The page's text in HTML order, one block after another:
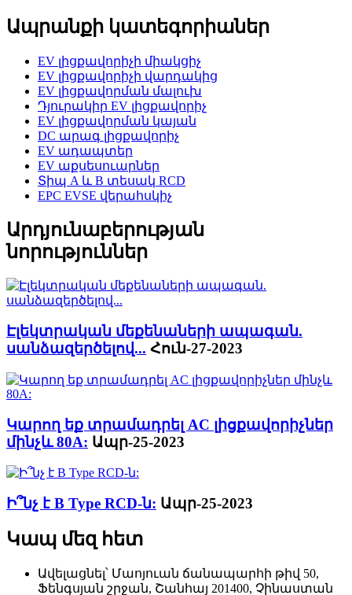
Ապրանքի կատեգորիաներ
EV լիցքավորիչի միակցիչ
EV լիցքավորիչի վարդակից
EV լիցքավորման մալուխ
Դյուրակիր EV լիցքավորիչ
EV լիցքավորման կայան
DC արագ լիցքավորիչ
EV ադապտեր
EV աքսեսուարներ
Տիպ A և B տեսակ RCD
EPC EVSE վերահսկիչ
Արդյունաբերության
նորություններ
Էլեկտրական մեքենաների ապագան.
սանձազերծելով... Հուն-27-2023
Կարող եք տրամադրել AC լիցքավորիչներ
մինչև 80A: Ապր-25-2023
Ի՞նչ է B Type RCD-ն: Ապր-25-2023
Կապ մեզ հետ
Ավելացնել՝ Մաոյուան ​​ճանապարհի թիվ 50,
Ֆենգսյան շրջան, Շանհայ 201400, Չինաստան